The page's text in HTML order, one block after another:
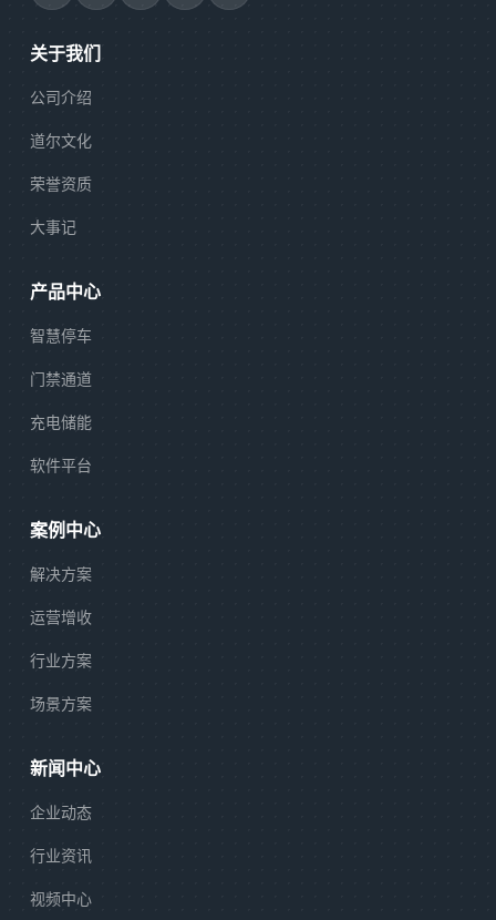
关于我们
公司介绍
道尔文化
荣誉资质
大事记
产品中心
智慧停车
门禁通道
充电储能
软件平台
案例中心
解决方案
运营增收
行业方案
场景方案
新闻中心
企业动态
行业资讯
视频中心